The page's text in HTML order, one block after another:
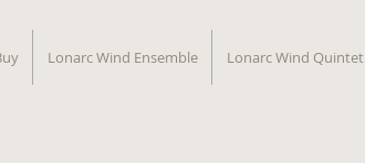
Lonarc Wind Ensemble Lonarc Wind Quintet